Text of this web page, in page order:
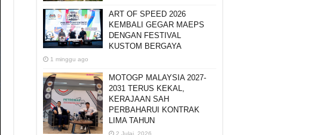
ART OF SPEED 2026
KEMBALI GEGAR MAEPS
DENGAN FESTIVAL
KUSTOM BERGAYA
1 minggu ago
MOTOGP MALAYSIA 2027-
2031 TERUS KEKAL,
KERAJAAN SAH
PERBAHARUI KONTRAK
LIMA TAHUN
2 Julai, 2026